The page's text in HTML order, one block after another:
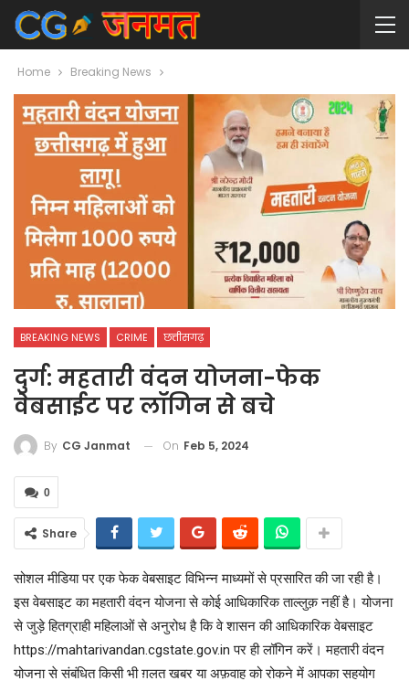
Home Breaking News
BREAKING NEWS CRIME छत्तीसगढ़
दुर्ग: महतारी वंदन योजना-फेक
वेबसाईट पर लॉगिन से बचे
By CG Janmat On Feb 5, 2024
0
Share
सोशल मीडिया पर एक फेक वेबसाइट विभिन्न माध्यमों से प्रसारित की जा रही है।
इस वेबसाइट का महतारी वंदन योजना से कोई आधिकारिक ताल्लुक़ नहीं है। योजना
से जुड़े हितग्राही महिलाओं से अनुरोध है कि वे शासन की आधिकारिक वेबसाइट
https://mahtarivandan.cgstate.gov.in पर ही लॉगिन करें। महतारी वंदन
योजना से संबंधित किसी भी ग़लत खबर या अफ़वाह को रोकने में आपका सहयोग